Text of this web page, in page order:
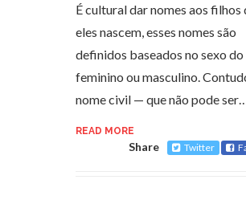
É cultural dar nomes aos filhos
eles nascem, esses nomes são
definidos baseados no sexo do
feminino ou masculino.
nome civil — que não pode ser…
READ MORE
Share Twitter